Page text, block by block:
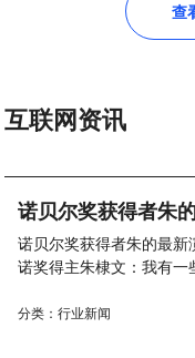
查
互联网资讯
诺贝尔奖获得者朱
能会走错路！
诺贝尔奖获得者朱的最新
诺奖得主朱棣文：我有一
分类： 行业新闻